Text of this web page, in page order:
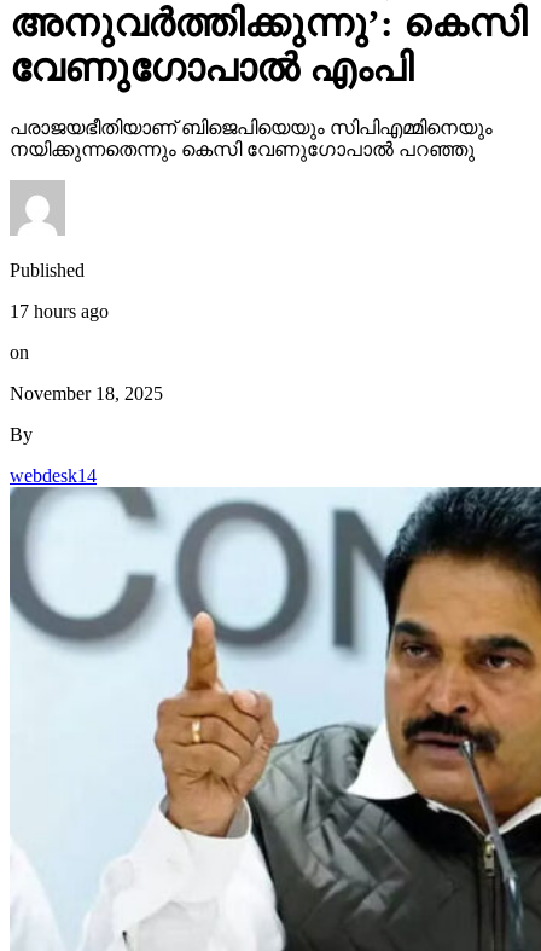
അനുവര്‍ത്തിക്കുന്നു’: കെസി
വേണുഗോപാല്‍ എംപി
പരാജയഭീതിയാണ് ബിജെപിയെയും സിപിഎമ്മിനെയും
നയിക്കുന്നതെന്നും കെസി വേണുഗോപാല്‍ പറഞ്ഞു
Published
17 hours ago
on
November 18, 2025
By
webdesk14